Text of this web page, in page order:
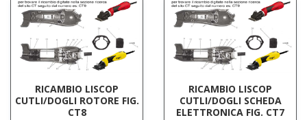
RICAMBIO LISCOP
CUTLI/DOGLI ROTORE FIG.
CT8
RICAMBIO LISCOP
CUTLI/DOGLI SCHEDA
ELETTRONICA FIG. CT7